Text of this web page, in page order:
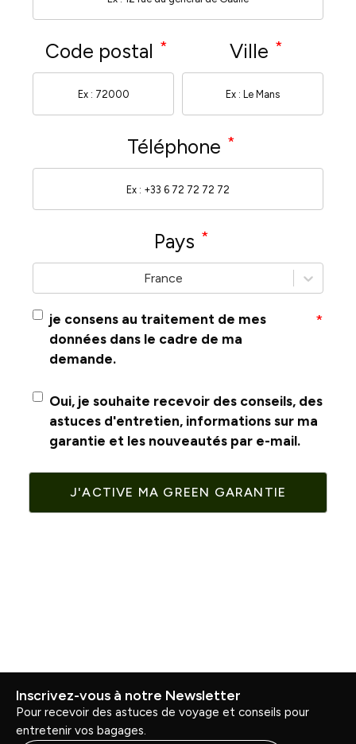
Code postal * Ville *
Téléphone *
Pays *
France
je consens au traitement de mes
données dans le cadre de ma
demande.
*
Oui, je souhaite recevoir des conseils, des
astuces d'entretien, informations sur ma
garantie et les nouveautés par e-mail.
J'ACTIVE MA GREEN GARANTIE
Inscrivez-vous à notre Newsletter
Pour recevoir des astuces de voyage et conseils pour
entretenir vos bagages.